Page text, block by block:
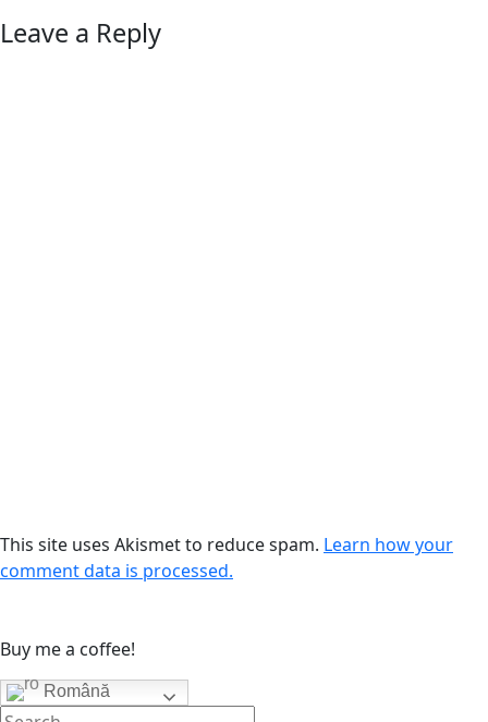
Leave a Reply
This site uses Akismet to reduce spam. Learn how your
comment data is processed.
Buy me a coffee!
Română